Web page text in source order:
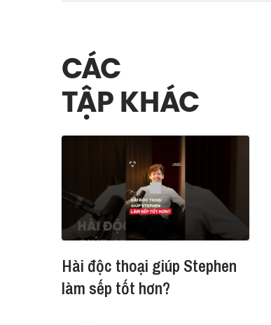
CÁC
TẬP KHÁC
Hài độc thoại giúp Stephen
làm sếp tốt hơn?